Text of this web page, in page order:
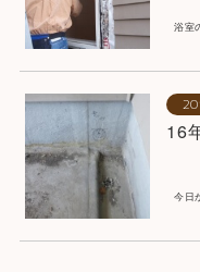
浴室
16
今日